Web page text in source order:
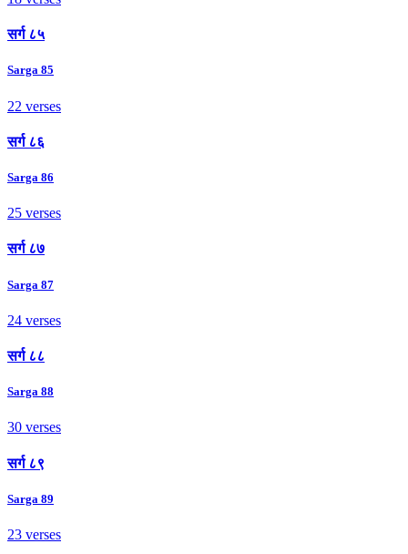
सर्ग ८५
Sarga 85
22 verses
सर्ग ८६
Sarga 86
25 verses
सर्ग ८७
Sarga 87
24 verses
सर्ग ८८
Sarga 88
30 verses
सर्ग ८९
Sarga 89
23 verses